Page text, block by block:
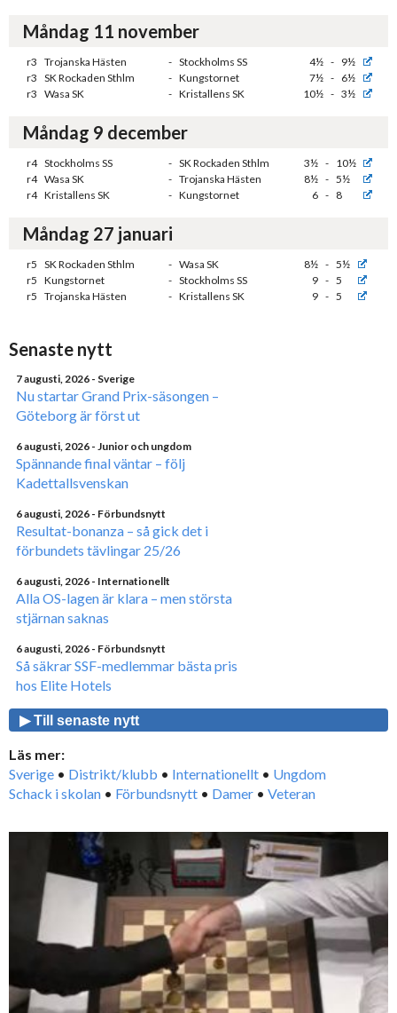
Måndag 11 november
r3 Trojanska Hästen - Stockholms SS 4½ - 9½
r3 SK Rockaden Sthlm - Kungstornet 7½ - 6½
r3 Wasa SK - Kristallens SK 10½ - 3½
Måndag 9 december
r4 Stockholms SS - SK Rockaden Sthlm 3½ - 10½
r4 Wasa SK - Trojanska Hästen 8½ - 5½
r4 Kristallens SK - Kungstornet 6 - 8
Måndag 27 januari
r5 SK Rockaden Sthlm - Wasa SK 8½ - 5½
r5 Kungstornet - Stockholms SS 9 - 5
r5 Trojanska Hästen - Kristallens SK 9 - 5
Senaste nytt
7 augusti, 2026 - Sverige
Nu startar Grand Prix-säsongen –
Göteborg är först ut
6 augusti, 2026 - Junior och ungdom
Spännande final väntar – följ
Kadettallsvenskan
6 augusti, 2026 - Förbundsnytt
Resultat-bonanza – så gick det i
förbundets tävlingar 25/26
6 augusti, 2026 - Internationellt
Alla OS-lagen är klara – men största
stjärnan saknas
6 augusti, 2026 - Förbundsnytt
Så säkrar SSF-medlemmar bästa pris
hos Elite Hotels
▶ Till senaste nytt
Läs mer:
Sverige • Distrikt/klubb • Internationellt • Ungdom
Schack i skolan • Förbundsnytt • Damer • Veteran